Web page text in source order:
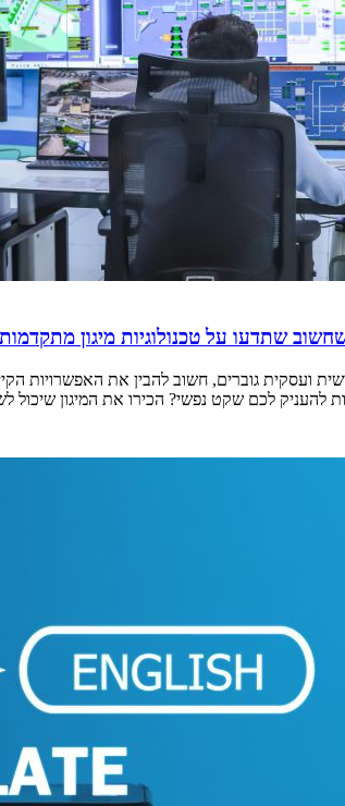
שתדעו על טכנולוגיות מיגון מתקדמות
ועסקית גוברים, חשוב להבין את האפשרויות
להעניק לכם שקט נפשי? הכירו את המיגון